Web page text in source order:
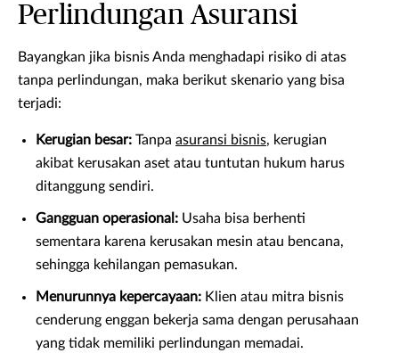
Perlindungan Asuransi
Bayangkan jika bisnis Anda menghadapi risiko di atas
tanpa perlindungan, maka berikut skenario yang bisa
terjadi:
Kerugian besar: Tanpa asuransi bisnis, kerugian
akibat kerusakan aset atau tuntutan hukum harus
ditanggung sendiri.
Gangguan operasional: Usaha bisa berhenti
sementara karena kerusakan mesin atau bencana,
sehingga kehilangan pemasukan.
Menurunnya kepercayaan: Klien atau mitra bisnis
cenderung enggan bekerja sama dengan perusahaan
yang tidak memiliki perlindungan memadai.